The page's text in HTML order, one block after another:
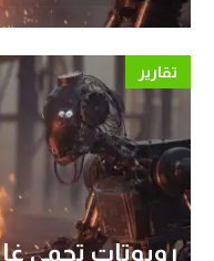
for Wildfire
Season
تقارير
روبوتات تحمي